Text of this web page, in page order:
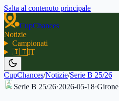
Salta al contenuto principale
CupChances
Notizie
Campionati
🇮🇹IT
CupChances/Notizie/Serie B 25/26
Serie B 25/26·2026-05-18·Girone